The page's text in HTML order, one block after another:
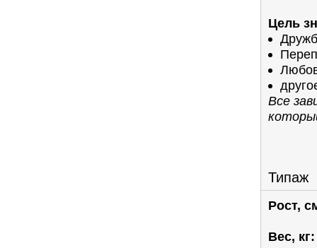
Цель
Все
Типаж
Рост,
Вес, кг: